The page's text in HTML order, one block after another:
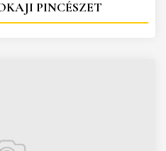
PINCÉSZET